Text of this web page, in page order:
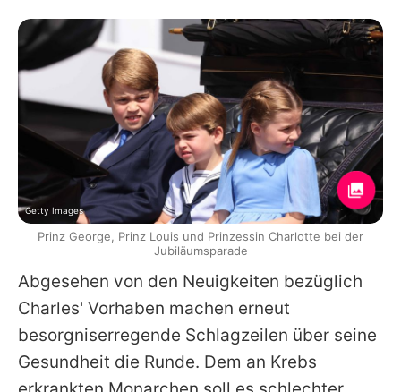
Abgesehen von den Neuigkeiten bezüglich
Charles' Vorhaben machen erneut
besorgniserregende Schlagzeilen über seine
Gesundheit die Runde. Dem an Krebs
Getty Images
Prinz George, Prinz Louis und Prinzessin Charlotte bei der
Jubiläumsparade